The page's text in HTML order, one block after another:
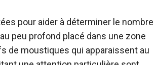
pour aider à déterminer le nombre
peu profond placé dans une zone
de moustiques qui apparaissent au